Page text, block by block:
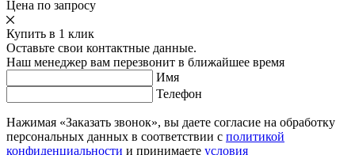
Цена по запросу
Купить в 1 клик
Оставьте свои контактные данные.
Наш менеджер вам перезвонит в ближайшее время
Имя
Телефон
Нажимая «Заказать звонок», вы даете согласие на обработку
персональных данных в соответствии с политикой
конфиденциальности и принимаете условия